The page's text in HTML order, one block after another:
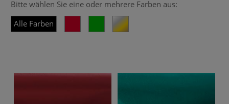
Bitte wählen Sie eine oder mehrere Farben aus:
Alle Farben